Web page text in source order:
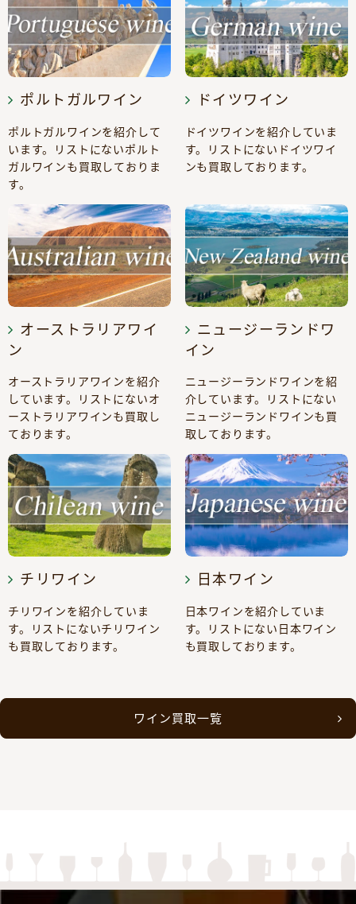
ポルトガルワイン
ポルトガルワインを紹介して
います。リストにないポルト
ガルワインも買取しておりま
す。
ドイツワイン
ドイツワインを紹介していま
す。リストにないドイツワイ
ンも買取しております。
オーストラリアワイ
ン
オーストラリアワインを紹介
しています。リストにないオ
ーストラリアワインも買取し
ております。
ニュージーランドワ
イン
ニュージーランドワインを紹
介しています。リストにない
ニュージーランドワインも買
取しております。
チリワイン
チリワインを紹介していま
す。リストにないチリワイン
も買取しております。
日本ワイン
日本ワインを紹介していま
す。リストにない日本ワイン
も買取しております。
ワイン買取一覧